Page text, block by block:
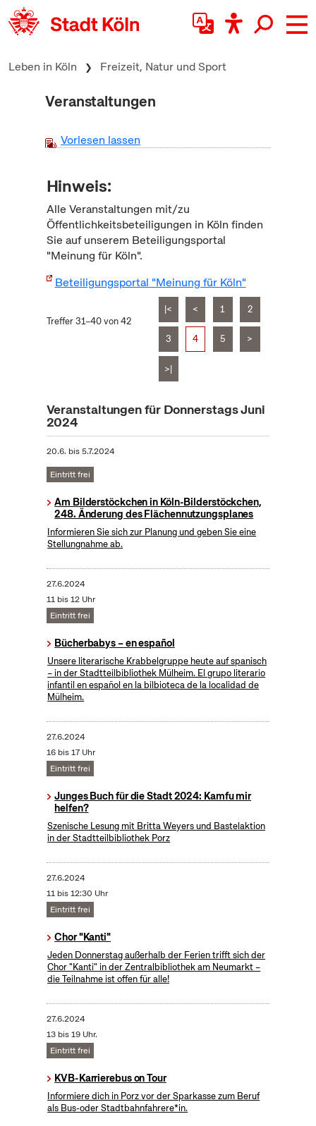
zum Inhalt springen
Leben in Köln Freizeit, Natur und Sport
Veranstaltungen
Vorlesen lassen
Hinweis:
Alle Veranstaltungen mit/zu
Öffentlichkeitsbeteiligungen in Köln finden
Sie auf unserem Beteiligungsportal
"Meinung für Köln".
Beteiligungsportal "Meinung für Köln"
Treffer 31–40 von 42
|< < 1 2
3 4 5 >
>|
Veranstaltungen für Donnerstags Juni
2024
20.6. bis5.7.2024
Eintritt frei
Am Bilderstöckchen in Köln-Bilderstöckchen,
248. Änderung des Flächennutzungsplanes
Informieren Sie sich zur Planung und geben Sie eine
Stellungnahme ab.
27.6.2024
11 bis 12 Uhr
Eintritt frei
Bücherbabys – en español
Unsere literarische Krabbelgruppe heute auf spanisch
– in der Stadtteilbibliothek Mülheim. El grupo literario
infantil en español en la bilbioteca de la localidad de
Mülheim.
27.6.2024
16 bis 17 Uhr
Eintritt frei
Junges Buch für die Stadt 2024: Kamfu mir
helfen?
Szenische Lesung mit Britta Weyers und Bastelaktion
in der Stadtteilbibliothek Porz
27.6.2024
11 bis 12:30 Uhr
Eintritt frei
Chor "Kanti"
Jeden Donnerstag außerhalb der Ferien trifft sich der
Chor "Kanti" in der Zentralbibliothek am Neumarkt –
die Teilnahme ist offen für alle!
27.6.2024
13 bis 19 Uhr.
Eintritt frei
KVB-Karrierebus on Tour
Informiere dich in Porz vor der Sparkasse zum Beruf
als Bus-oder Stadtbahnfahrere*in.